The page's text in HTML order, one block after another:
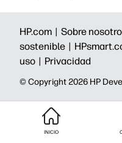
HP.com | Sobre
sostenible |
uso | Privacidad
©️ Copyright 2026 HP
INICIO